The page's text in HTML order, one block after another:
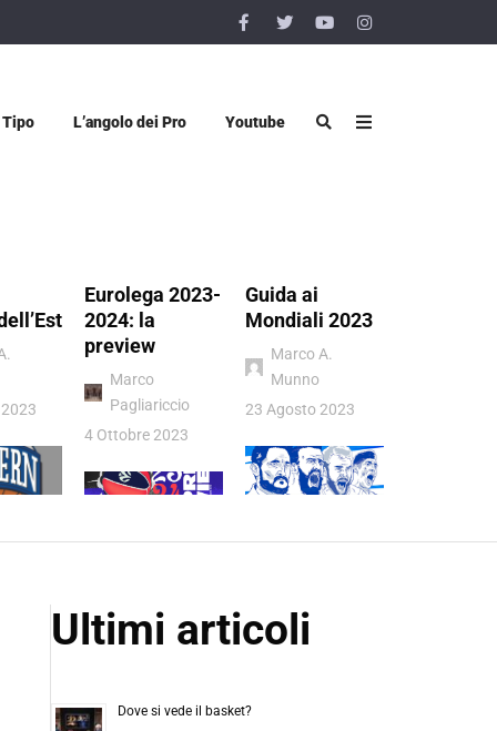
L’angolo dei Pro Youtube
Eurolega 2023-
2024: la
preview
Marco
Pagliariccio
4 Ottobre 2023
Guida ai
Mondiali 2023
Marco A.
Munno
23 Agosto 2023
Ultimi articoli
Dove si vede il basket?